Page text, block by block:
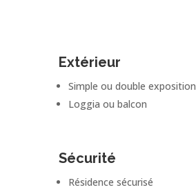
Extérieur
Simple ou double exposition
Loggia ou balcon
Sécurité
Résidence sécurisé